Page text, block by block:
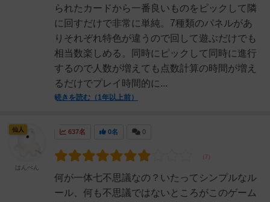
られたカードから一番良いものをピックして隣
に回すだけで非常に単純。7種類のパネルがあ
りそれぞれ特色が違うので回して遊ぶだけでも
相当数楽しめる。同時にピックして同時に進行
するので人数が増えても点数計算の時間が増え
るだけでプレイ時間的に...
続きを読む（1年以上前）
637名 0名 0
何が一体七不思議なの？いたってシンプルなル
ール、何も不思議ではないところがこのゲーム
仙人
はんぺん